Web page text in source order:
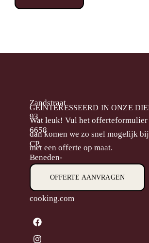
Zandstraat
93
6658
CP,
Beneden-
Leeuwen
M.
cooking.com
GEÏNTERESSEERD IN ONZE
Wat leuk! Vul het offerteformulier
dan komen we zo snel mogelijk
met een offerte op maat.
OFFERTE AANVRAGEN